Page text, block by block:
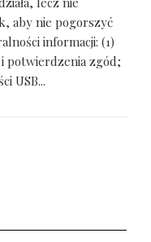
aby nie pogorszyć
informacji: (1)
potwierdzenia zgód;
USB...